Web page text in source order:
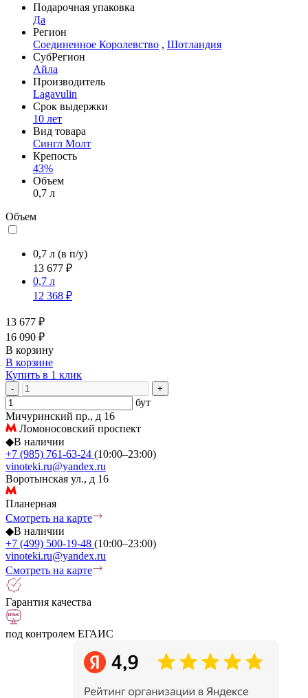
Подарочная упаковка
Да
Регион
Соединенное Королевство , Шотландия
СубРегион
Айла
Производитель
Lagavulin
Срок выдержки
10 лет
Вид товара
Сингл Молт
Крепость
43%
Объем
0,7 л
Объем
0,7 л (в п/у)
13 677 ₽
0,7 л
12 368 ₽
13 677 ₽
16 090 ₽
В корзину
В корзине
Купить в 1 клик
- +
бут
Мичуринский пр., д 16
Ломоносовский проспект
◆В наличии
+7 (985) 761-63-24 (10:00–23:00)
vinoteki.ru@yandex.ru
Воротынская ул., д 16
Планерная
Смотреть на карте
◆В наличии
+7 (499) 500-19-48 (10:00–23:00)
vinoteki.ru@yandex.ru
Смотреть на карте
Гарантия качества
под контролем ЕГАИС